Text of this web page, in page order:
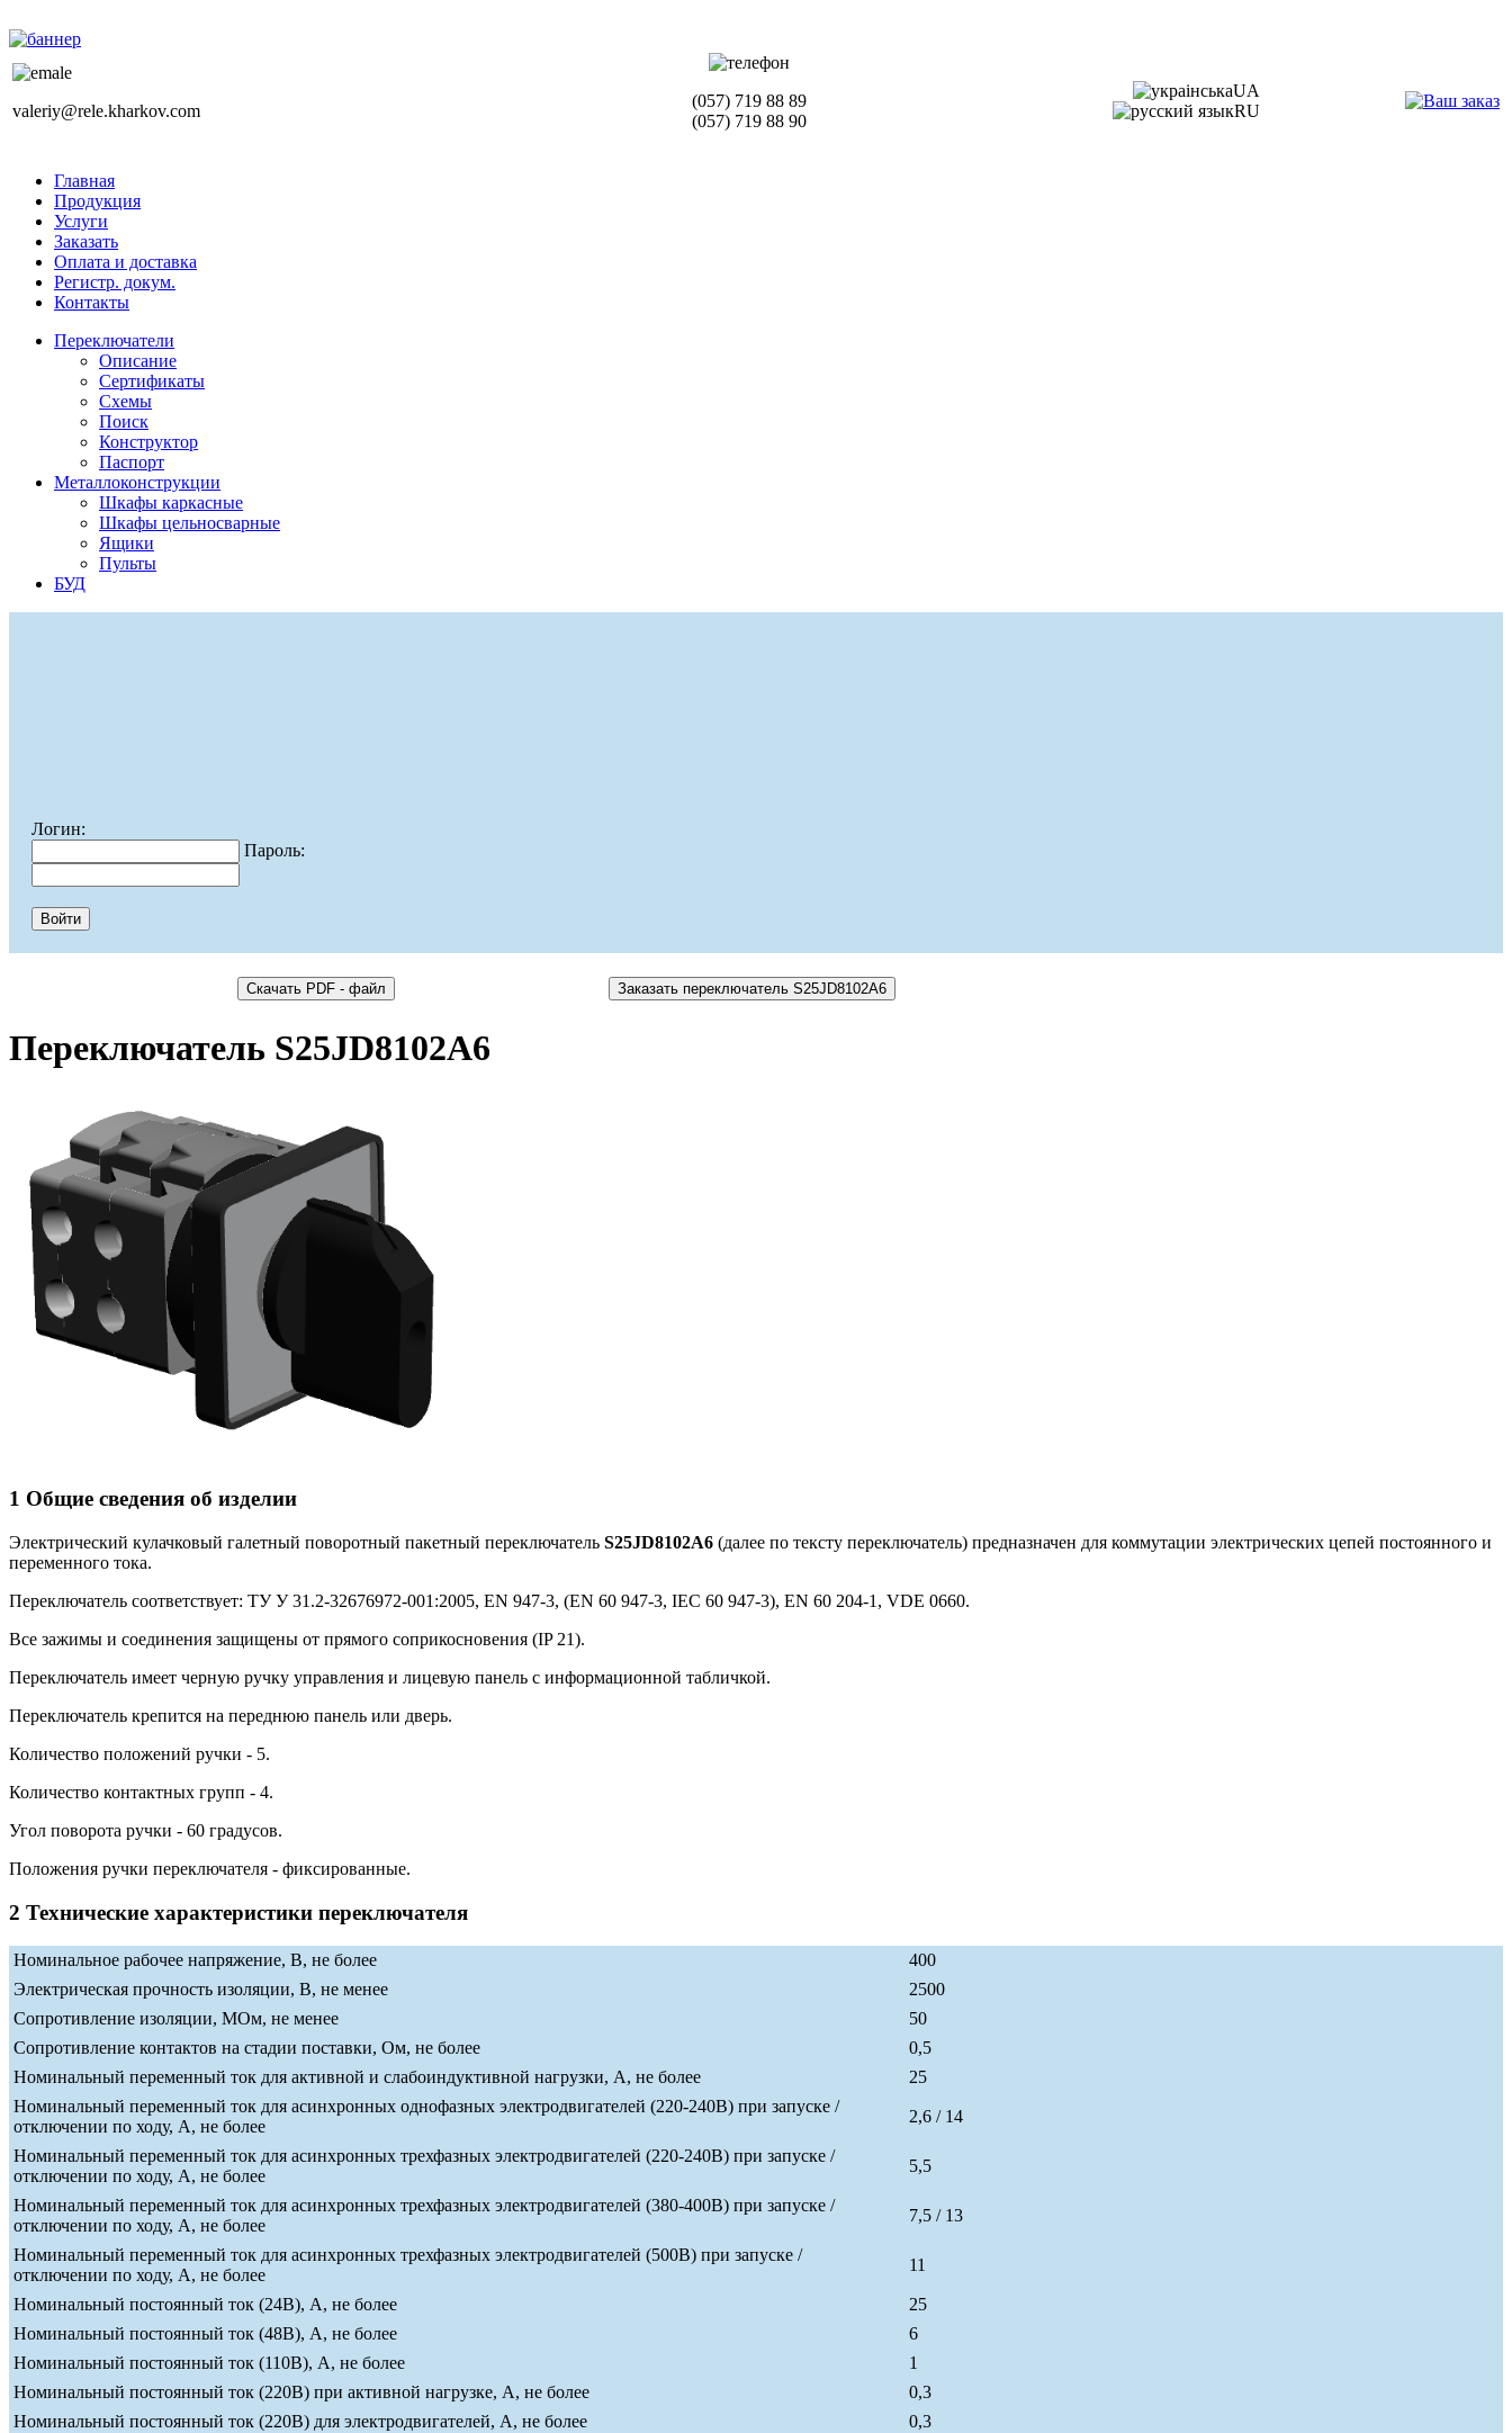
valeriy@rele.kharkov.com
(057) 719 88 89
(057) 719 88 90
UA
RU
Главная
Продукция
Услуги
Заказать
Оплата и доставка
Регистр. докум.
Контакты
Переключатели
Описание
Сертификаты
Схемы
Поиск
Конструктор
Паспорт
Металлоконструкции
Шкафы каркасные
Шкафы цельносварные
Ящики
Пульты
БУД
Логин:
Пароль:
Переключатель S25JD8102A6
1 Общие сведения об изделии
Электрический кулачковый галетный поворотный пакетный переключатель S25JD8102A6 (далее по тексту переключатель) предназначен для коммутации электрических цепей постоянного и
переменного тока.
Переключатель соответствует: ТУ У 31.2-32676972-001:2005, EN 947-3, (EN 60 947-3, IEC 60 947-3), EN 60 204-1, VDE 0660.
Все зажимы и соединения защищены от прямого соприкосновения (IP 21).
Переключатель имеет черную ручку управления и лицевую панель с информационной табличкой.
Переключатель крепится на переднюю панель или дверь.
Количество положений ручки - 5.
Количество контактных групп - 4.
Угол поворота ручки - 60 градусов.
Положения ручки переключателя - фиксированные.
2 Технические характеристики переключателя
Номинальное рабочее напряжение, В, не более
400
Электрическая прочность изоляции, В, не менее
2500
Сопротивление изоляции, МОм, не менее
50
Сопротивление контактов на стадии поставки, Ом, не более
0,5
Номинальный переменный ток для активной и слабоиндуктивной нагрузки, А, не более
25
Номинальный переменный ток для асинхронных однофазных электродвигателей (220-240В) при запуске /
отключении по ходу, А, не более
2,6 / 14
Номинальный переменный ток для асинхронных трехфазных электродвигателей (220-240В) при запуске /
отключении по ходу, А, не более
5,5
Номинальный переменный ток для асинхронных трехфазных электродвигателей (380-400В) при запуске /
отключении по ходу, А, не более
7,5 / 13
Номинальный переменный ток для асинхронных трехфазных электродвигателей (500В) при запуске /
отключении по ходу, А, не более
11
Номинальный постоянный ток (24В), А, не более
25
Номинальный постоянный ток (48В), А, не более
6
Номинальный постоянный ток (110В), А, не более
1
Номинальный постоянный ток (220В) при активной нагрузке, А, не более
0,3
Номинальный постоянный ток (220В) для электродвигателей, А, не более
0,3